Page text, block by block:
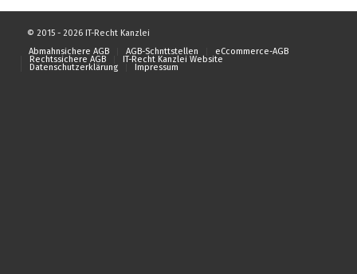
© 2015 - 2026 IT-Recht Kanzlei
Abmahnsichere AGB
AGB-Schnttstellen eCcommerce-AGB
Rechtssichere AGB IT-Recht Kanzlei Website
Datenschutzerklärung Impressum